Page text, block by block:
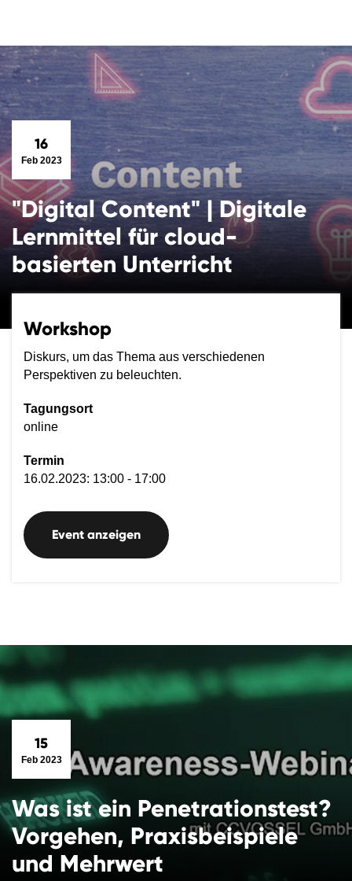
16
Feb 2023
"Digital Content" | Digitale
Lernmittel für cloud-
basierten Unterricht
Workshop
Diskurs, um das Thema aus verschiedenen
Perspektiven zu beleuchten.
Tagungsort
online
Termin
16.02.2023: 13:00 - 17:00
Event anzeigen
15
Feb 2023
Was ist ein Penetrationstest?
Vorgehen, Praxisbeispiele
und Mehrwert